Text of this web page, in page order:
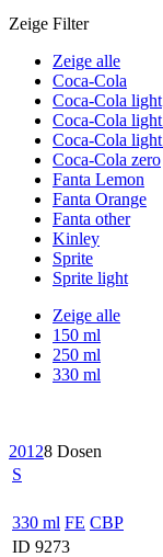
Zeige Filter
Zeige alle
Coca-Cola
Coca-Cola light
Coca-Cola
Coca-Cola
Coca-Cola zero
Fanta Lemon
Fanta Orange
Fanta other
Kinley
Sprite
Sprite light
Zeige alle
150 ml
250 ml
330 ml
20128 Dosen
S
330 ml FE CBP
ID 9273